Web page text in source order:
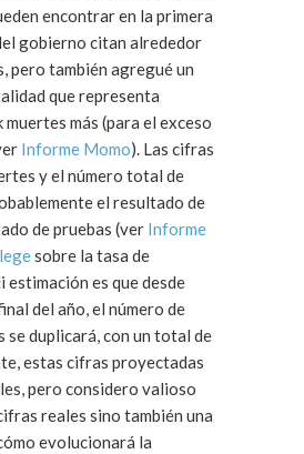
encontrar en la primera
gobierno citan alrededor
pero también agregué un
que representa
más (para el exceso
Informe Momo). Las cifras
y el número total de
el resultado de
de pruebas (ver Informe
sobre la tasa de
estimación es que desde
del año, el número de
se duplicará, con un total de
estas cifras proyectadas
pero considero valioso
reales sino también una
evolucionará la